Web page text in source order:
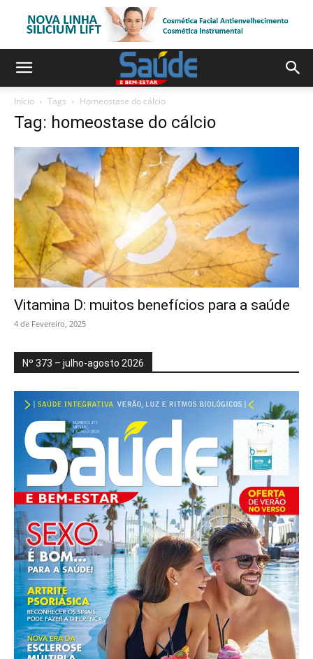
Início Tags Homeostase do cálcio
Tag: homeostase do cálcio
Vitamina D: muitos benefícios para a saúde
4 de Fevereiro, 2025
Nº 373 – julho-agosto 2026